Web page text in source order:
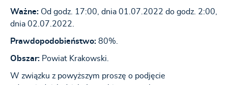
Ważne: Od godz. 17:00, dnia 01.07.2022 do godz. 2:00,
dnia 02.07.2022.
Prawdopodobieństwo: 80%.
Obszar: Powiat Krakowski.
W związku z powyższym proszę o podjęcie